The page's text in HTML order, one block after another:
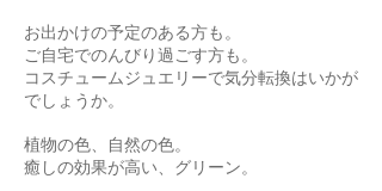
お出かけの予定のある方も。
ご自宅でのんびり過ごす方も。
コスチュームジュエリーで気分転換はいかが
でしょうか。​
植物の色、自然の色。
癒しの効果が高い、グリーン。